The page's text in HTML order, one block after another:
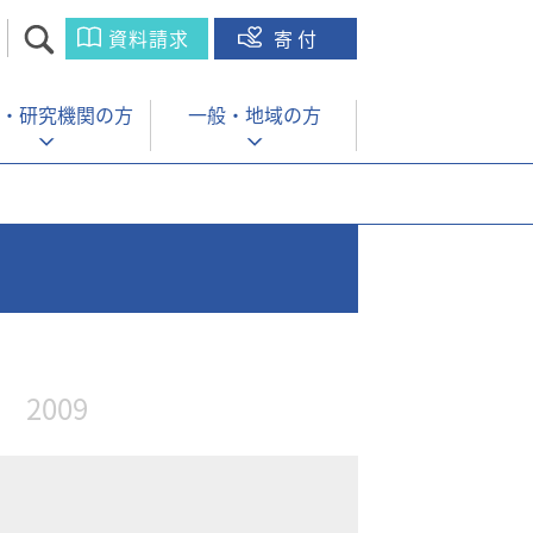
資料請求 寄付
研究機関の方 一般・ 地域の方
2009